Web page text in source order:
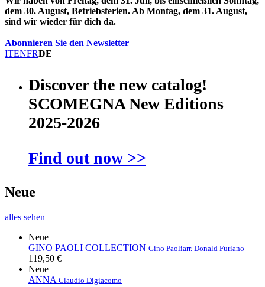
dem 30. August, Betriebsferien. Ab Montag, dem 31. August,
sind wir wieder für dich da.
Abonnieren Sie den Newsletter
ITENFRDE
Discover the new catalog!
SCOMEGNA New Editions
2025-2026
Find out now >>
Neue
alles sehen
Neue
GINO PAOLI COLLECTION Gino Paoliarr. Donald Furlano
119,50 €
Neue
ANNA Claudio Digiacomo